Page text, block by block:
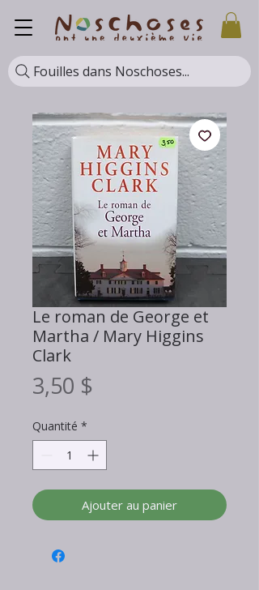
Fouilles dans Noschoses...
Le roman de George et
Martha / Mary Higgins
Clark
3,50 $
Quantité *
Ajouter au panier